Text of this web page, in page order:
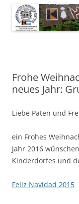
Frohe
neues Jahr:
Liebe Paten und
ein Frohes
Jahr 2016
Kinderdorfes und
Feliz Navidad 2015